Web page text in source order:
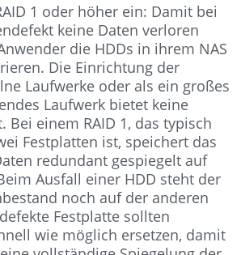
1 oder höher ein: Damit bei
keine Daten verloren
die HDDs in ihrem NAS
Die Einrichtung der
Laufwerke oder als ein großes
Laufwerk bietet keine
Bei einem RAID 1, das typisch
Festplatten ist, speichert das
redundant gespiegelt auf
Ausfall einer HDD steht der
noch auf der anderen
Festplatte sollten
wie möglich ersetzen, damit